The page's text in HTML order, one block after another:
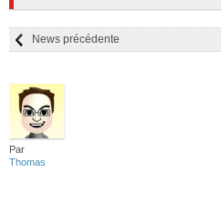
News précédente
Par
Thomas